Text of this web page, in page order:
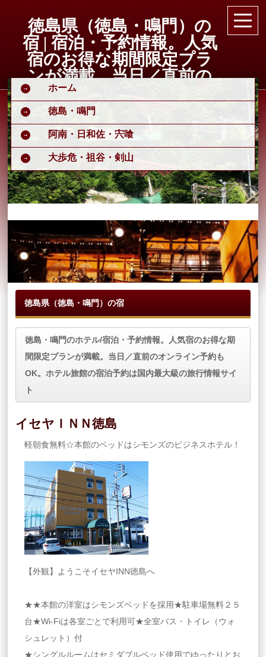
徳島県（徳島・鳴門）の
宿 | 宿泊・予約情報。人気
宿のお得な期間限定プラ
ンが満載。当日／直前の
オンライン予約もOK。ホ
テル旅館の宿泊予約は国
内最大級の旅行情報サイ
ト
ホーム
徳島・鳴門
阿南・日和佐・宍喰
大歩危・祖谷・剣山
徳島県（徳島・鳴門）の宿
徳島・鳴門のホテル/宿泊・予約情報。人気宿のお得な期
間限定プランが満載。当日／直前のオンライン予約も
OK。ホテル旅館の宿泊予約は国内最大級の旅行情報サイ
ト
イセヤＩＮＮ徳島
軽朝食無料☆本館のベッドはシモンズのビジネスホテル！
【外観】ようこそイセヤINN徳島へ
★★本館の洋室はシモンズベッドを採用★駐車場無料２５
台★Wi-Fiは各室ごとで利用可★全室バス・トイレ（ウォ
シュレット）付
★シングルルームはセミダブルベッド使用でゆったりとお